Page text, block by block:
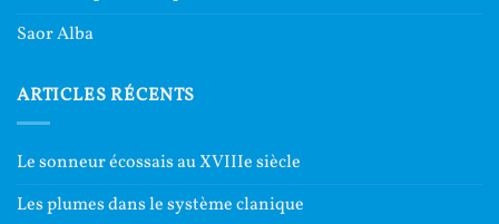
Saor Alba
ARTICLES RÉCENTS
Le sonneur écossais au XVIIIe siècle
Les plumes dans le système clanique